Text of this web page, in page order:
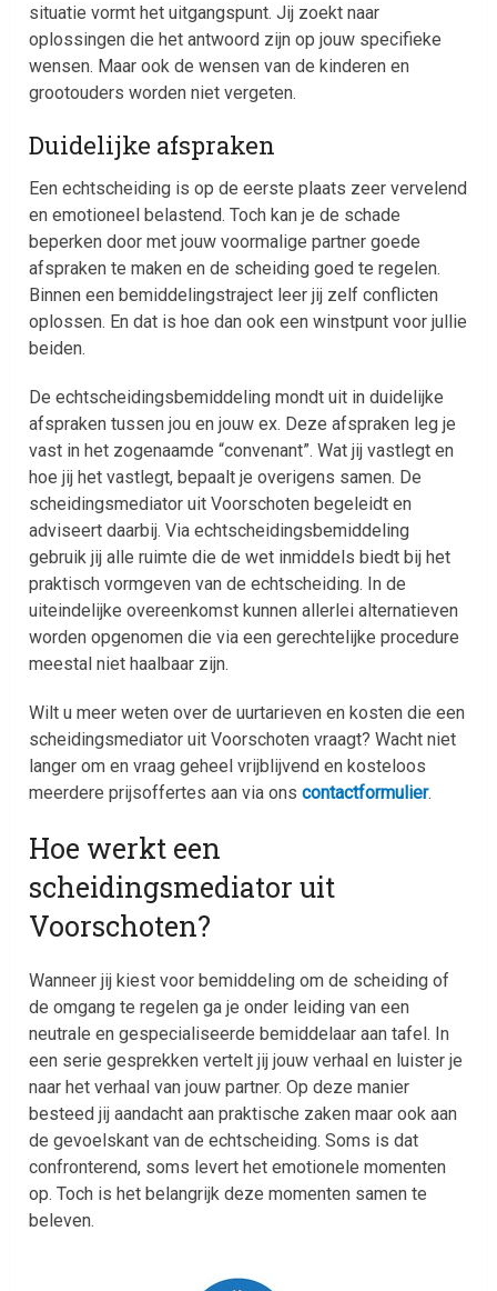
situatie vormt het uitgangspunt. Jij zoekt naar
oplossingen die het antwoord zijn op jouw specifieke
wensen. Maar ook de wensen van de kinderen en
grootouders worden niet vergeten.
Duidelijke afspraken
Een echtscheiding is op de eerste plaats zeer vervelend
en emotioneel belastend. Toch kan je de schade
beperken door met jouw voormalige partner goede
afspraken te maken en de scheiding goed te regelen.
Binnen een bemiddelingstraject leer jij zelf conflicten
oplossen. En dat is hoe dan ook een winstpunt voor jullie
beiden.
De echtscheidingsbemiddeling mondt uit in duidelijke
afspraken tussen jou en jouw ex. Deze afspraken leg je
vast in het zogenaamde “convenant”. Wat jij vastlegt en
hoe jij het vastlegt, bepaalt je overigens samen. De
scheidingsmediator uit Voorschoten begeleidt en
adviseert daarbij. Via echtscheidingsbemiddeling
gebruik jij alle ruimte die de wet inmiddels biedt bij het
praktisch vormgeven van de echtscheiding. In de
uiteindelijke overeenkomst kunnen allerlei alternatieven
worden opgenomen die via een gerechtelijke procedure
meestal niet haalbaar zijn.
Wilt u meer weten over de uurtarieven en kosten die een
scheidingsmediator uit Voorschoten vraagt? Wacht niet
langer om en vraag geheel vrijblijvend en kosteloos
meerdere prijsoffertes aan via onscontactformulier.
Hoe werkt een
scheidingsmediator uit
Voorschoten?
Wanneer jij kiest voor bemiddeling om de scheiding of
de omgang te regelen ga je onder leiding van een
neutrale en gespecialiseerde bemiddelaar aan tafel. In
een serie gesprekken vertelt jij jouw verhaal en luister je
naar het verhaal van jouw partner. Op deze manier
besteed jij aandacht aan praktische zaken maar ook aan
de gevoelskant van de echtscheiding. Soms is dat
confronterend, soms levert het emotionele momenten
op. Toch is het belangrijk deze momenten samen te
beleven.